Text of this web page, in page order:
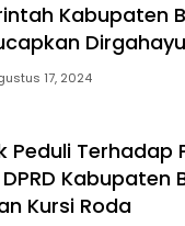
Kabupaten
17, 2024
Peduli Terhadap
Kabupaten
Kursi Roda